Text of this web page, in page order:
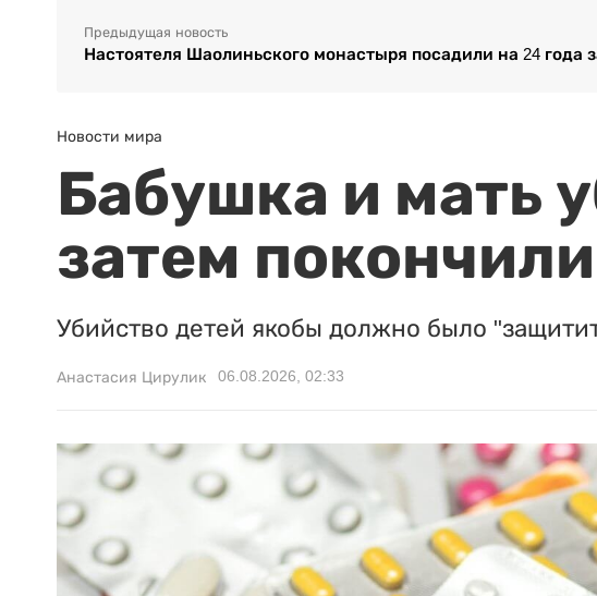
Предыдущая новость
Настоятеля Шаолиньского монастыря посадили на 24 года
Новости мира
Бабушка и мать
затем
Убийство детей якобы должно было
Анастасия Цирулик 06.08.2026, 02:33